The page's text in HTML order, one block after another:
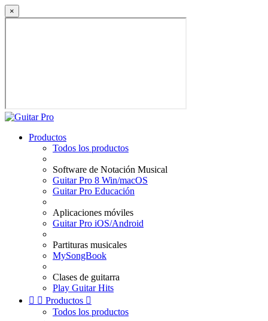
×
Productos
Todos los productos
Software de Notación Musical
Guitar Pro 8 Win/macOS
Guitar Pro Educación
Aplicaciones móviles
Guitar Pro iOS/Android
Partituras musicales
MySongBook
Clases de guitarra
Play Guitar Hits
  Productos 
Todos los productos